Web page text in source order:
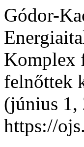
Gódor-
Komplex
felnőttek
(június 1,
https://